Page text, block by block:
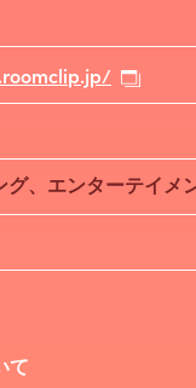
グ、エンターテイメ
て